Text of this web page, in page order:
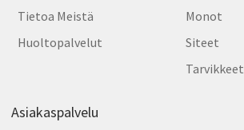
Tietoa Meistä
Huoltopalvelut
Monot
Siteet
Tarvikkeet
Asiakaspalvelu